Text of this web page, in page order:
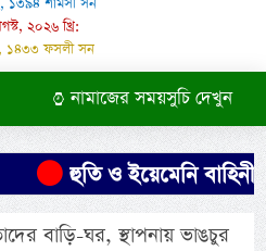
১৩৯৪ শামসী সন
২০২৬ খ্রি:
১৪৩৩ ফসলী সন
নামাজের সময়সুচি দেখুন
হুতি ও ইয়েমেনি বাহিনীর
বাড়ি-ঘর, স্থাপনায় ভাঙচুর